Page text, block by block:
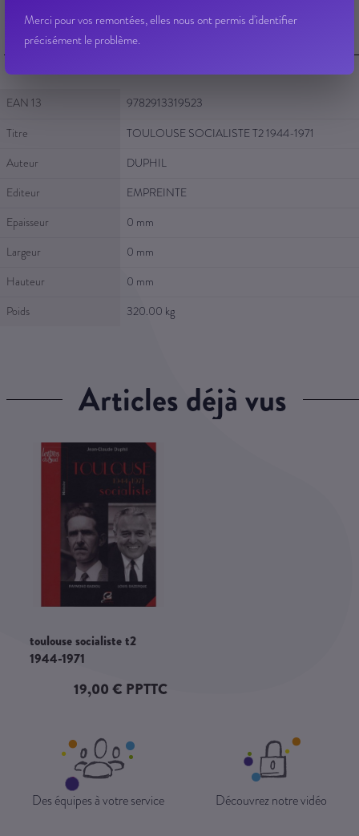
Merci pour vos remontées, elles nous ont permis d'identifier
précisément le problème.
Fiche Technique
EAN 13
9782913319523
Titre
TOULOUSE SOCIALISTE T2 1944-1971
Auteur
DUPHIL
Editeur
EMPREINTE
Epaisseur
0 mm
Largeur
0 mm
Hauteur
0 mm
Poids
320.00 kg
articles déjà vus
toulouse socialiste t2
1944-1971
19,00 € PPTTC
Des équipes à votre service Découvrez notre vidéo